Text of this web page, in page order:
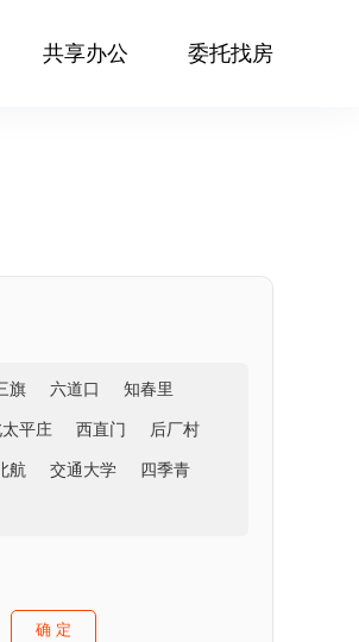
共享办公 委托找房
旗 六道口 知春里
平庄 西直门 后厂村
航 交通大学 四季青
确 定